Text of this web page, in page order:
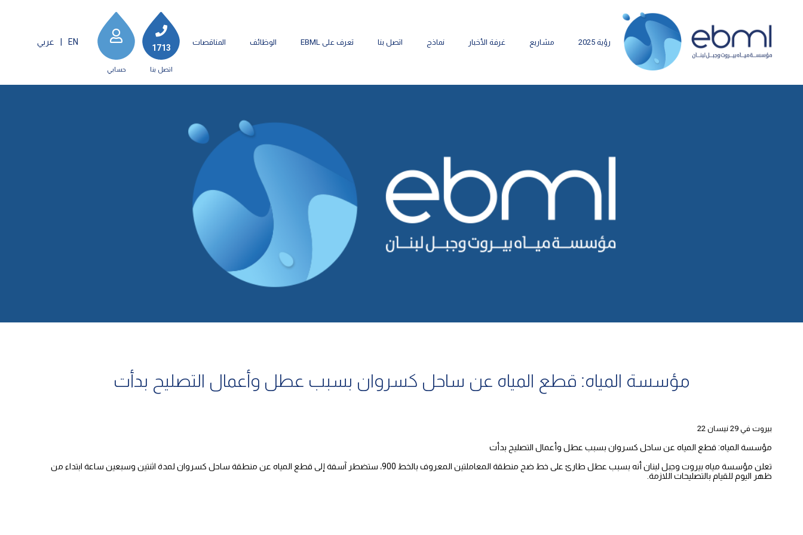
رؤية 2025 مشاريع غرفة الأخبار نماذج اتصل بنا تعرف على EBML الوظائف المناقصات
1713
اتصل بنا حسابي
EN عربي
مؤسسة المياه: قطع المياه عن ساحل كسروان بسبب عطل وأعمال التصليح بدأت
بيروت في 29 نيسان 22
مؤسسة المياه: قطع المياه عن ساحل كسروان بسبب عطل وأعمال التصليح بدأت
تعلن مؤسسة مياه بيروت وجبل لبنان أنه بسبب عطل طارئ على خط ضح منطقة المعاملتين المعروف بالخط 900، ستضطر آسفة إلى قطع المياه عن منطقة ساحل كسروان لمدة اثنتين وسبعين ساعة ابتداء من
ظهر اليوم للقيام بالتصليحات اللازمة.